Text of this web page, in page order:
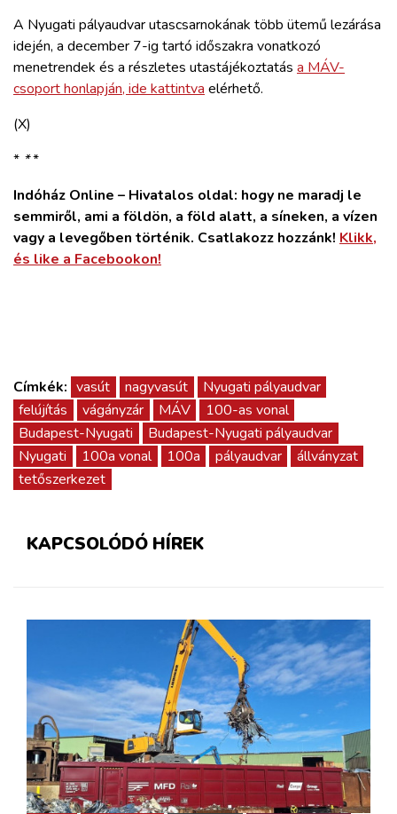
A Nyugati pályaudvar utascsarnokának több ütemű lezárása
idején, a december 7-ig tartó időszakra vonatkozó
menetrendek és a részletes utastájékoztatás a MÁV-
csoport honlapján, ide kattintva elérhető.
(X)
* **
Indóház Online – Hivatalos oldal: hogy ne maradj le
semmiről, ami a földön, a föld alatt, a síneken, a vízen
vagy a levegőben történik. Csatlakozz hozzánk! Klikk,
és like a Facebookon!
Címkék: vasút nagyvasút
Nyugati pályaudvar
felújítás
vágányzár MÁV
100-as vonal
Budapest-Nyugati
Budapest-Nyugati pályaudvar
Nyugati
100a vonal 100a pályaudvar
állványzat
tetőszerkezet
KAPCSOLÓDÓ HÍREK